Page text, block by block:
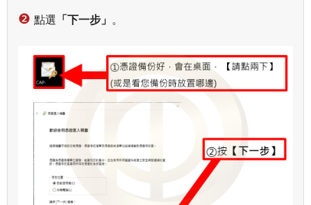
❷ 點選 「下一步」 。